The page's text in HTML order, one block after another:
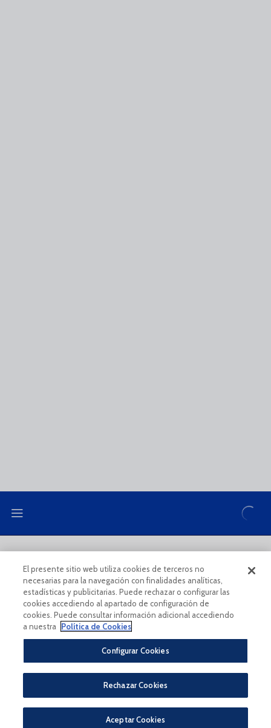
COOKIES POLICY LEGAL CONDITIONS
Privacy Policy
PÀGINA OFICIAL © MÁLAGA CF 2023
El presente sitio web utiliza cookies de terceros no
necesarias para la navegación con finalidades analíticas,
estadísticas y publicitarias. Puede rechazar o configurar las
cookies accediendo al apartado de configuración de
cookies. Puede consultar información adicional accediendo
a nuestra
Política de Cookies
Configurar Cookies
Rechazar Cookies
Aceptar Cookies